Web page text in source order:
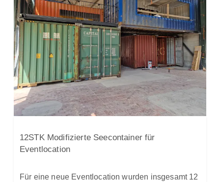
12STK Modifizierte Seecontainer für
Eventlocation
Für eine neue Eventlocation wurden insgesamt 12